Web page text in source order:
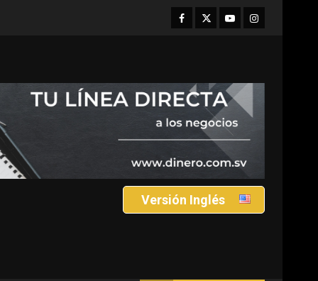
Facebook
TwitterYoutubeInstagram
Versión Inglés